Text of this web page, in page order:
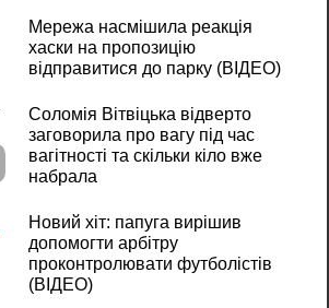
Мережа насмішила реакція
хаски на пропозицію
відправитися до парку (ВІДЕО)
Соломія Вітвіцька відверто
заговорила про вагу під час
вагітності та скільки кіло вже
набрала
Новий хіт: папуга вирішив
допомогти арбітру
проконтролювати футболістів
(ВІДЕО)